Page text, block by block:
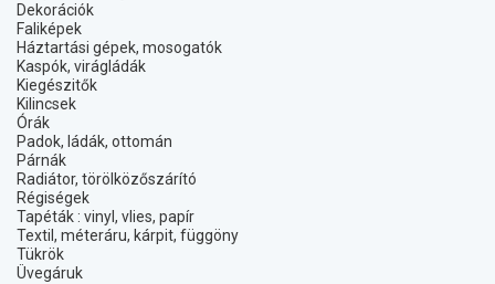
Dekorációk
Faliképek
Háztartási gépek, mosogatók
Kaspók, virágládák
Kiegészitők
Kilincsek
Órák
Padok, ládák, ottomán
Párnák
Radiátor, törölközőszárító
Régiségek
Tapéták : vinyl, vlies, papír
Textil, méteráru, kárpit, függöny
Tükrök
Üvegáruk